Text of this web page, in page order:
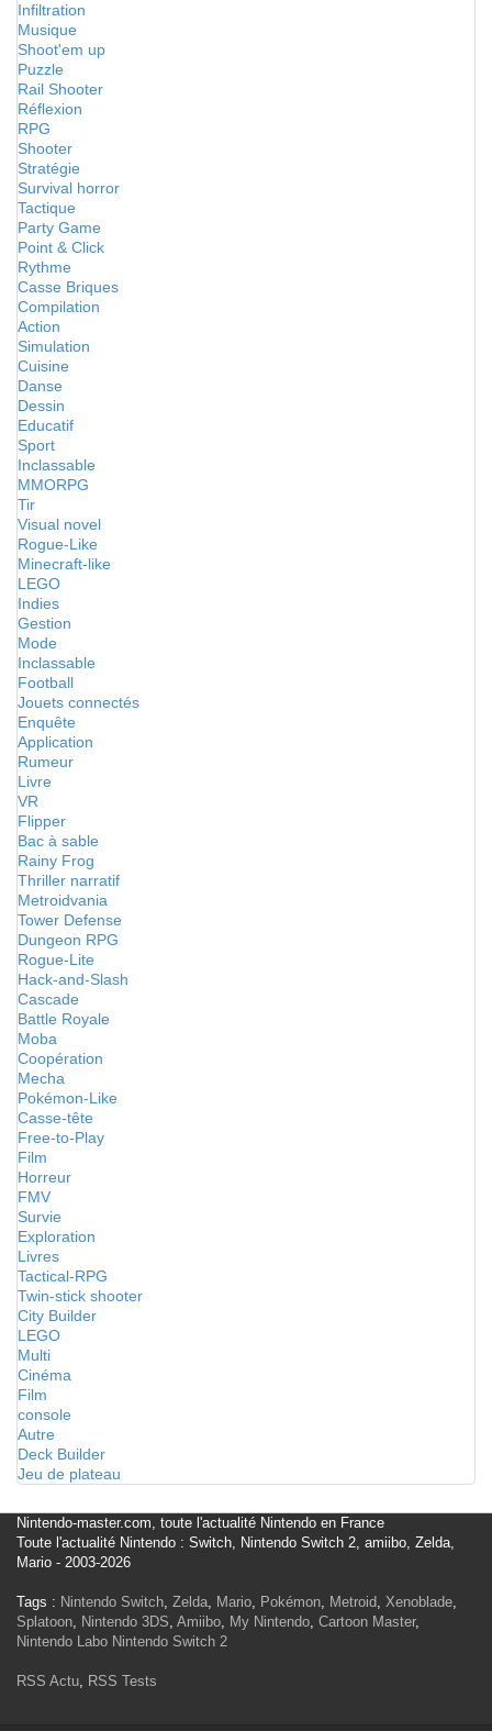
Infiltration
Musique
Shoot'em up
Puzzle
Rail Shooter
Réflexion
RPG
Shooter
Stratégie
Survival horror
Tactique
Party Game
Point & Click
Rythme
Casse Briques
Compilation
Action
Simulation
Cuisine
Danse
Dessin
Educatif
Sport
Inclassable
MMORPG
Tir
Visual novel
Rogue-Like
Minecraft-like
LEGO
Indies
Gestion
Mode
Inclassable
Football
Jouets connectés
Enquête
Application
Rumeur
Livre
VR
Flipper
Bac à sable
Rainy Frog
Thriller narratif
Metroidvania
Tower Defense
Dungeon RPG
Rogue-Lite
Hack-and-Slash
Cascade
Battle Royale
Moba
Coopération
Mecha
Pokémon-Like
Casse-tête
Free-to-Play
Film
Horreur
FMV
Survie
Exploration
Livres
Tactical-RPG
Twin-stick shooter
City Builder
LEGO
Multi
Cinéma
Film
console
Autre
Deck Builder
Jeu de plateau
Nintendo-master.com, toute l'actualité Nintendo en France
Toute l'actualité Nintendo : Switch, Nintendo Switch 2, amiibo, Zelda,
Mario - 2003-2026
Tags : Nintendo Switch, Zelda, Mario, Pokémon, Metroid, Xenoblade,
Splatoon, Nintendo 3DS, Amiibo, My Nintendo, Cartoon Master,
Nintendo Labo Nintendo Switch 2
RSS Actu, RSS Tests